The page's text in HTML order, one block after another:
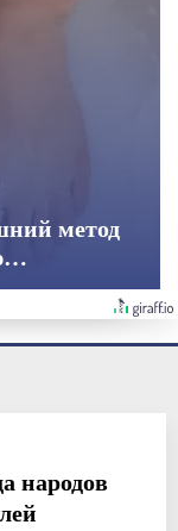
метод
народов